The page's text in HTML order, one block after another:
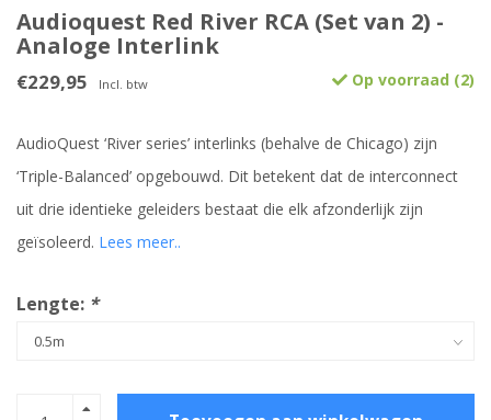
Audioquest Red River RCA (Set van 2) -
Analoge Interlink
€229,95 Incl. btw Op voorraad (2)
AudioQuest ‘River series’ interlinks (behalve de Chicago) zijn
‘Triple-Balanced’ opgebouwd. Dit betekent dat de interconnect
uit drie identieke geleiders bestaat die elk afzonderlijk zijn
geïsoleerd. Lees meer..
Lengte: *